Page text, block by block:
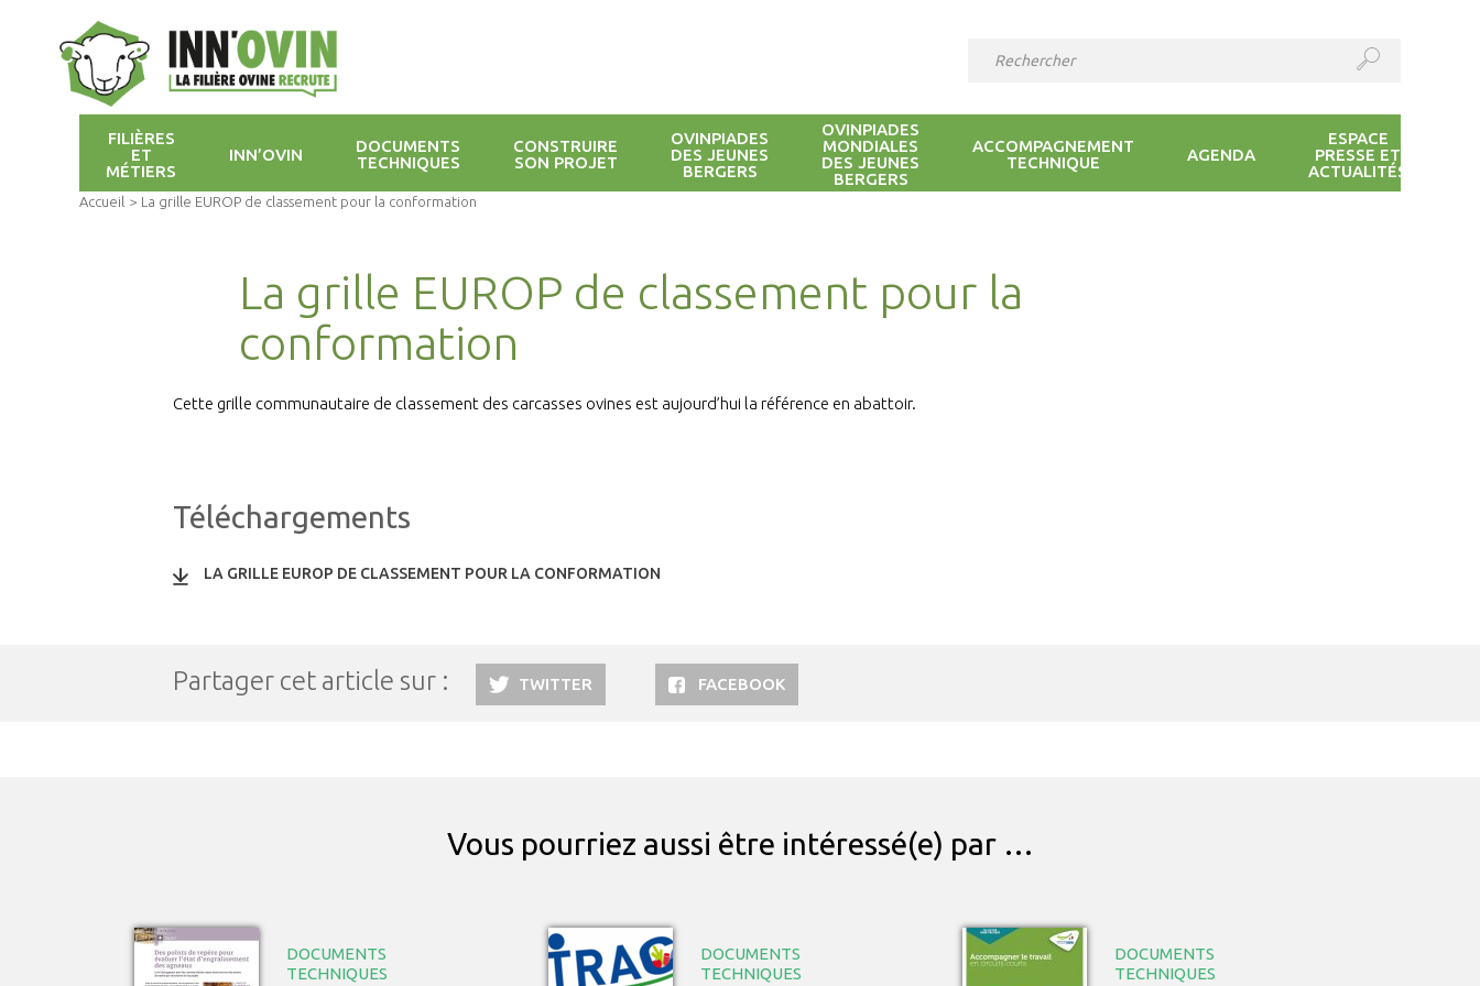
FILIÈRES
ET
MÉTIERS
INN’OVIN
DOCUMENTS
TECHNIQUES
CONSTRUIRE
SON PROJET
OVINPIADES
DES JEUNES
BERGERS
OVINPIADES
MONDIALES
DES JEUNES
BERGERS
ACCOMPAGNEMENT
TECHNIQUE
AGENDA
ESPACE
PRESSE ET
ACTUALITÉS
Accueil > La grille EUROP de classement pour la conformation
La grille EUROP de classement pour la
conformation
Cette grille communautaire de classement des carcasses ovines est aujourd’hui la référence en abattoir.
Téléchargements
LA GRILLE EUROP DE CLASSEMENT POUR LA CONFORMATION
Partager cet article sur : TWITTER FACEBOOK
Vous pourriez aussi être intéressé(e) par …
DOCUMENTS
TECHNIQUES
DOCUMENTS
TECHNIQUES
DOCUMENTS
TECHNIQUES